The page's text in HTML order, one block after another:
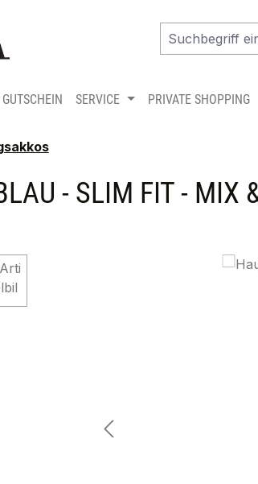
GUTSCHEIN SERVICE PRIVATE SHOPPING
- SLIM FIT - MIX